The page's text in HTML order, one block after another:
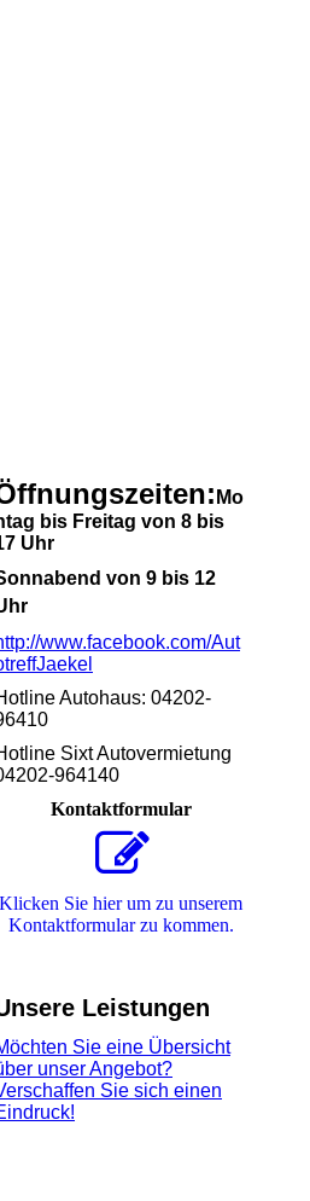
Mo
bis Freitag von 8 bis
Uhr
von 9 bis 12
www.facebook.com/Aut
Autohaus: 04202-
Sixt Autovermietung
964140
Kontaktformular
Klicken Sie hier um zu unserem
Kon­takt­for­mu­lar zu kommen.
Leistungen
Sie eine Übersicht
unser Angebot?
Sie sich einen